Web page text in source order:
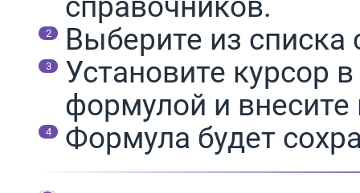
Выберите из
Установите курсор
формулой и внесите
Формула будет